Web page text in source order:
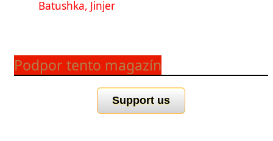
Batushka, Jinjer
Podpor tento magazín
Support us